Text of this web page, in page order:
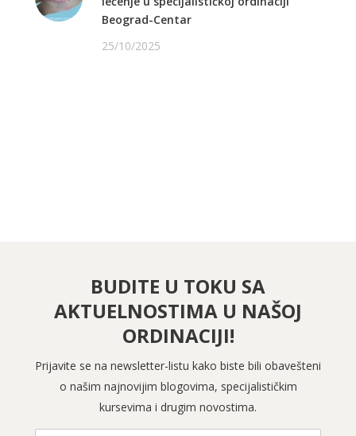
Beograd-Centar
25/10/2025
BUDITE U TOKU SA
AKTUELNOSTIMA U NAŠOJ
ORDINACIJI!
Prijavite se na newsletter-listu kako biste bili obavešteni
o našim najnovijim blogovima, specijalističkim
kursevima i drugim novostima.